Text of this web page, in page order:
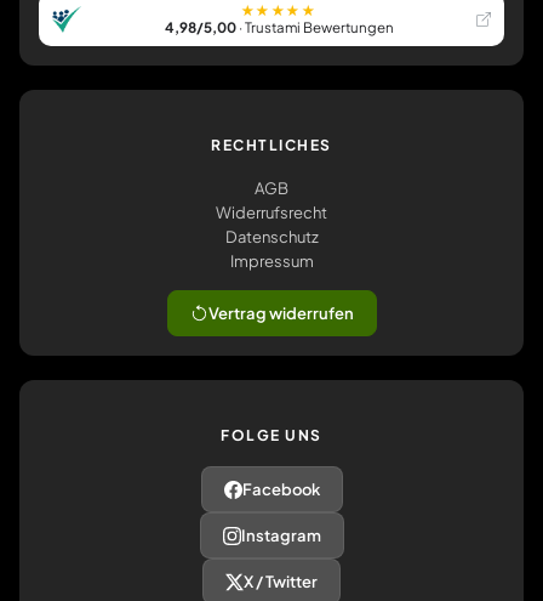
★★★★★
4,98/5,00· Trustami Bewertungen
RECHTLICHES
AGB
Widerrufsrecht
Datenschutz
Impressum
Vertrag widerrufen
FOLGE UNS
Facebook
Instagram
X / Twitter